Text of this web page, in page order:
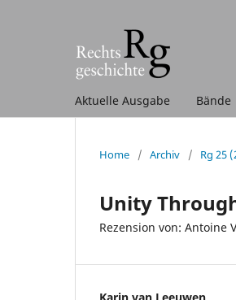
Aktuelle Ausgabe Bände
Home / Archiv / Rg 25
Unity
Rezension von: Antoine